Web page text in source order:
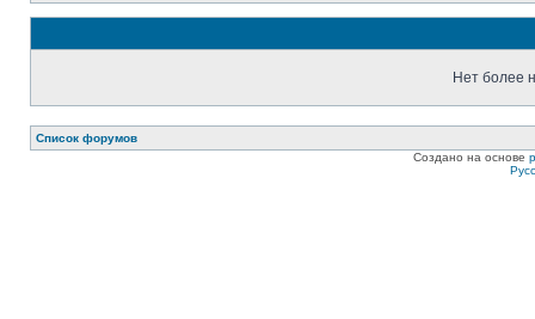
Нет более
Список форумов
Создано на основе